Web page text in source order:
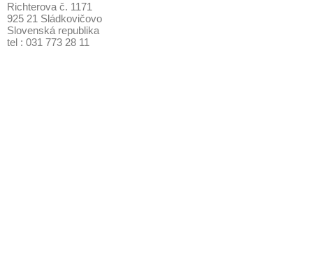
Richterova č. 1171
925 21 Sládkovičovo
Slovenská republika
tel : 031 773 28 11